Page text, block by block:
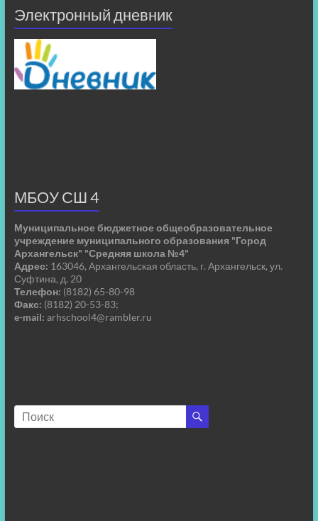
Электронный дневник
МБОУ СШ 4
Муниципальное бюджетное общеобразовательное
учреждение муниципального образования "Город
Архангельск" "Средняя школа №4"
Адрес: 163046, Архангельская область, г. Архангельск, ул.
Суфтина, д. 20
Телефон: (8182) 65-80-98
Факс: (8182) 20-53-83;
e-mail: arhschool4@rambler.ru